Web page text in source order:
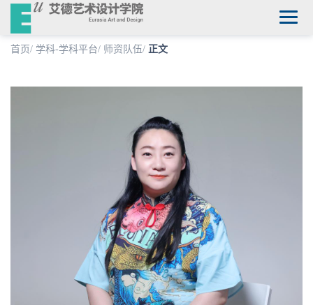
首页/ 学科-学科平台/ 师资队伍/ 正文